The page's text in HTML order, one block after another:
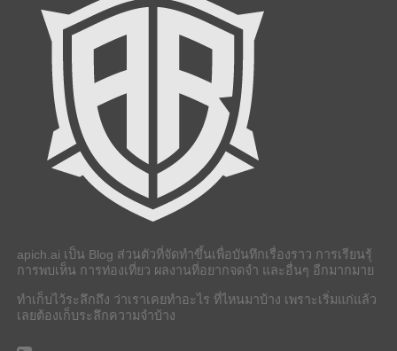
apich.ai เป็น Blog ส่วนตัวที่จัดทำขึ้นเพื่อบันทึกเรื่องราว การเรียนรุ้
การพบเห็น การท่องเที่ยว ผลงานที่อยากจดจำ และอื่นๆ อีกมากมาย
ทำเก็บไว้ระลึกถึง ว่าเราเคยทำอะไร ที่ไหนมาบ้าง เพราะเริ่มแก่แล้ว
เลยต้องเก็บระลึกความจำบ้าง